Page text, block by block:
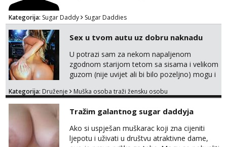
Kategorija: Sugar Daddy Sugar Daddies
Sex u tvom autu uz dobru naknadu
U potrazi sam za nekom napaljenom
zgodnom starijom tetom sa sisama i velikom
guzom (nije uvijet ali bi bilo pozeljno) mogu i
dobra zabava uz naknadu, trazim neku koja
negdje u mrak, prije seksa dobijes odmah na
ruke, molim samo ozbiljne da se javljaju one
koje se pale na seks po mracnim parkinzima,
sumarcima itd be...
Kategorija: Druženje Muška osoba traži žensku osobu
Tražim galantnog sugar daddyja
Ako si uspješan muškarac koji zna cijeniti
ljepotu i uživati u društvu atraktivne dame,